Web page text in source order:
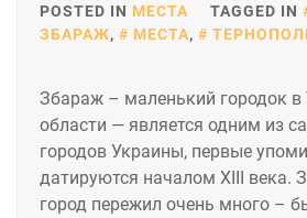
POSTED IN МЕСТА TAGGED IN
ЗБАРАЖ, МЕСТА,
Збараж – маленький городок в
области — является одним из
городов Украины, первые
датируются началом XIII века.
город пережил очень много –